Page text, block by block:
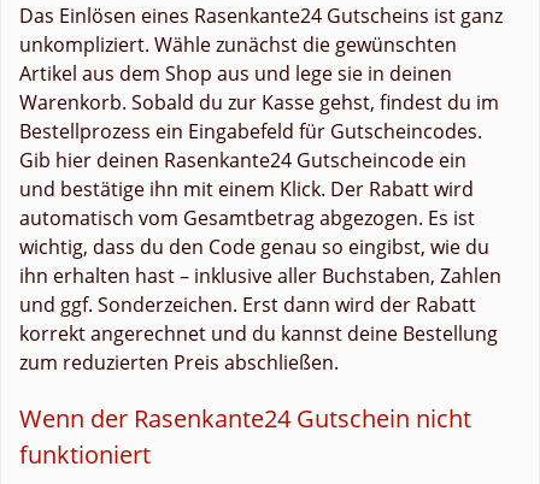
Das Einlösen eines Rasenkante24 Gutscheins ist ganz
unkompliziert. Wähle zunächst die gewünschten
Artikel aus dem Shop aus und lege sie in deinen
Warenkorb. Sobald du zur Kasse gehst, findest du im
Bestellprozess ein Eingabefeld für Gutscheincodes.
Gib hier deinen Rasenkante24 Gutscheincode ein
und bestätige ihn mit einem Klick. Der Rabatt wird
automatisch vom Gesamtbetrag abgezogen. Es ist
wichtig, dass du den Code genau so eingibst, wie du
ihn erhalten hast – inklusive aller Buchstaben, Zahlen
und ggf. Sonderzeichen. Erst dann wird der Rabatt
korrekt angerechnet und du kannst deine Bestellung
zum reduzierten Preis abschließen.
Wenn der Rasenkante24 Gutschein nicht
funktioniert